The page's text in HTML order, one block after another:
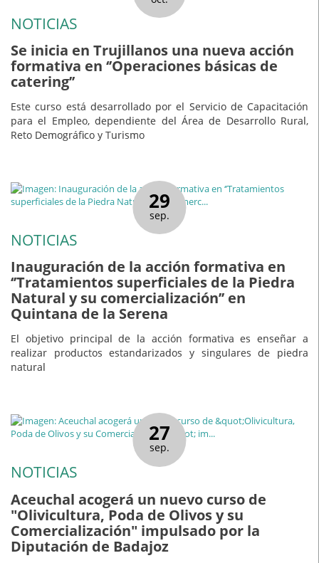
NOTICIAS
Se inicia en Trujillanos una nueva acción
formativa en ‘’Operaciones básicas de
catering’’
Este curso está desarrollado por el Servicio de Capacitación
para el Empleo, dependiente del Área de Desarrollo Rural,
Reto Demográfico y Turismo
29
sep.
NOTICIAS
Inauguración de la acción formativa en
‘’Tratamientos superficiales de la Piedra
Natural y su comercialización’’ en
Quintana de la Serena
El objetivo principal de la acción formativa es enseñar a
realizar productos estandarizados y singulares de piedra
natural
27
sep.
NOTICIAS
Aceuchal acogerá un nuevo curso de
"Olivicultura, Poda de Olivos y su
Comercialización" impulsado por la
Diputación de Badajoz